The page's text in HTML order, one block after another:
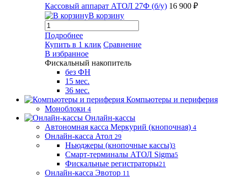
Кассовый аппарат АТОЛ 27Ф (б/у) 16 900 ₽
В корзину
Подробнее
Купить в 1 клик Сравнение
В избранное
Фискальный накопитель
без ФН
15 мес.
36 мес.
Компьютеры и периферия
Моноблоки 4
Онлайн-кассы
Автономная касса Меркурий (кнопочная) 4
Онлайн-касса Атол 29
Ньюджеры (кнопочные кассы)3
Смарт-терминалы АТОЛ Sigma5
Фискальные регистраторы21
Онлайн-касса Эвотор 11